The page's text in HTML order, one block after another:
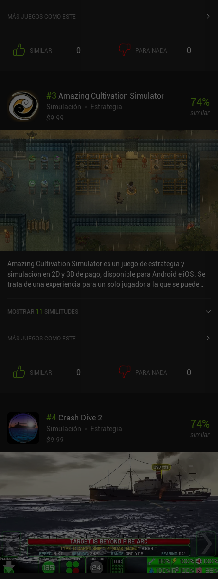
MÁS JUEGOS COMO ESTE
SIMILAR 0 PARA NADA 0
#3 Amazing Cultivation Simulator
Simulación
Estrategia
$9.99
74%
similar
Amazing Cultivation Simulator es un juego de estrategia y
simulación en 2D y 3D de pago, disponible para Android e iOS. Se
trata de una experiencia para un solo jugador a la que se puede
Cultivation Simulator se lanzó en mayo de 2025 y tiene
4,4 sobre 5,0 en la App Store de iOS.
MOSTRAR 11 SIMILITUDES
MÁS JUEGOS COMO ESTE
SIMILAR 0 PARA NADA 0
#4 Crash Dive 2
Simulación
Estrategia
$9.99
74%
similar